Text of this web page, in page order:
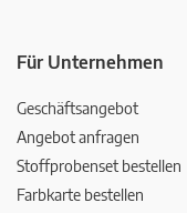
Für Unternehmen
Geschäftsangebot
Angebot anfragen
Stoffprobenset bestellen
Farbkarte bestellen